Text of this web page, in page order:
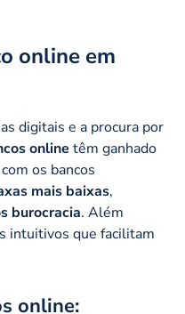
online em
digitais e a procura por
online têm ganhado
os bancos
mais baixas,
burocracia. Além
intuitivos que facilitam
online: